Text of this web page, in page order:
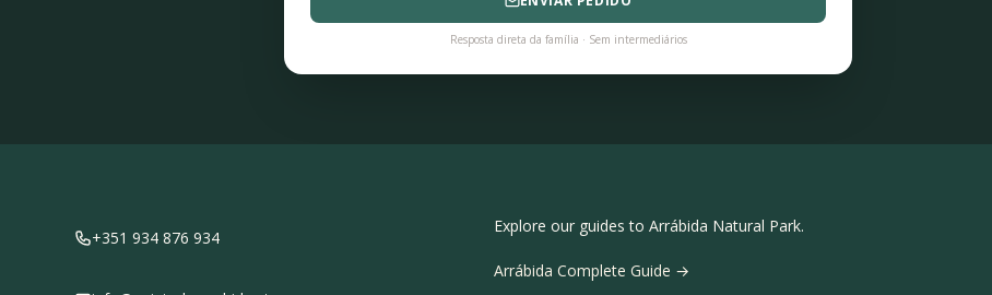
Resposta direta da família · Sem intermediários
+351 934 876 934
Explore our guides to Arrábida Natural Park.
Arrábida Complete Guide →